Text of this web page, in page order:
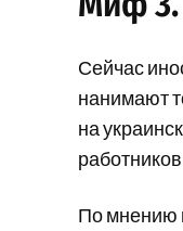
Сейчас
нанимают
на
По мнению